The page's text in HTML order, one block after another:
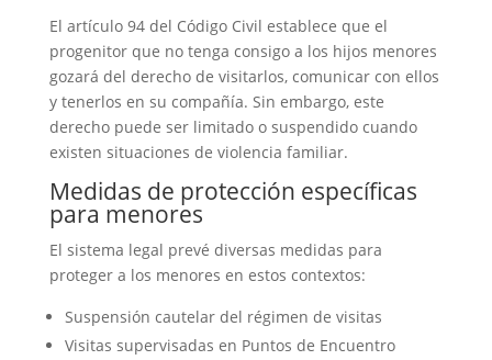
El artículo 94 del Código Civil establece que el
progenitor que no tenga consigo a los hijos menores
gozará del derecho de visitarlos, comunicar con ellos
y tenerlos en su compañía. Sin embargo, este
derecho puede ser limitado o suspendido cuando
existen situaciones de violencia familiar.
Medidas de protección específicas
para menores
El sistema legal prevé diversas medidas para
proteger a los menores en estos contextos:
Suspensión cautelar del régimen de visitas
Visitas supervisadas en Puntos de Encuentro